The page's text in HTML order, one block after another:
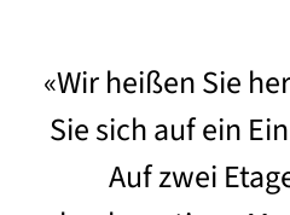
«Wir heißen Sie
Sie sich auf ein
Auf zwei